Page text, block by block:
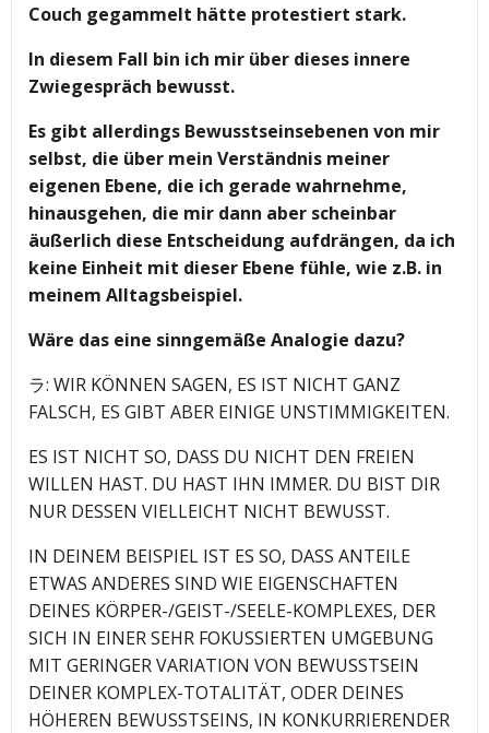
Couch gegammelt hätte protestiert stark.
In diesem Fall bin ich mir über dieses innere
Zwiegespräch bewusst.
Es gibt allerdings Bewusstseinsebenen von mir
selbst, die über mein Verständnis meiner
eigenen Ebene, die ich gerade wahrnehme,
hinausgehen, die mir dann aber scheinbar
äußerlich diese Entscheidung aufdrängen, da ich
keine Einheit mit dieser Ebene fühle, wie z.B. in
meinem Alltagsbeispiel.
Wäre das eine sinngemäße Analogie dazu?
ラ: WIR KÖNNEN SAGEN, ES IST NICHT GANZ
FALSCH, ES GIBT ABER EINIGE UNSTIMMIGKEITEN.
ES IST NICHT SO, DASS DU NICHT DEN FREIEN
WILLEN HAST. DU HAST IHN IMMER. DU BIST DIR
NUR DESSEN VIELLEICHT NICHT BEWUSST.
IN DEINEM BEISPIEL IST ES SO, DASS ANTEILE
ETWAS ANDERES SIND WIE EIGENSCHAFTEN
DEINES KÖRPER-/GEIST-/SEELE-KOMPLEXES, DER
SICH IN EINER SEHR FOKUSSIERTEN UMGEBUNG
MIT GERINGER VARIATION VON BEWUSSTSEIN
DEINER KOMPLEX-TOTALITÄT, ODER DEINES
HÖHEREN BEWUSSTSEINS, IN KONKURRIERENDER